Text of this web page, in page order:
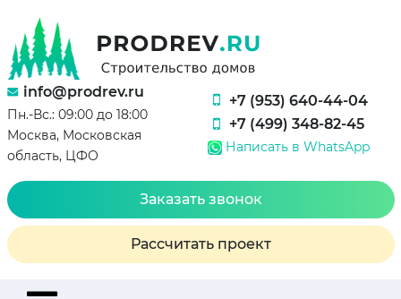
info@prodrev.ru
Пн.-Вс.: 09:00 до 18:00
Москва, Московская
область, ЦФО
+7 (953) 640-44-04
+7 (499) 348-82-45
Написать в WhatsApp
Заказать звонок
Рассчитать проект